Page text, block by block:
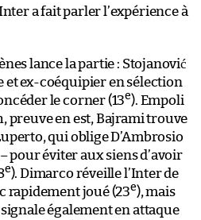
a fait parler l’expérience à
lance la partie : Stojanović
ex-coéquipier en sélection
le corner (13e). Empoli
preuve en est, Bajrami trouve
qui oblige D’Ambrosio
pour éviter aux siens d’avoir
e). Dimarco réveille l’Inter de
rapidement joué (23e), mais
signale également en attaque